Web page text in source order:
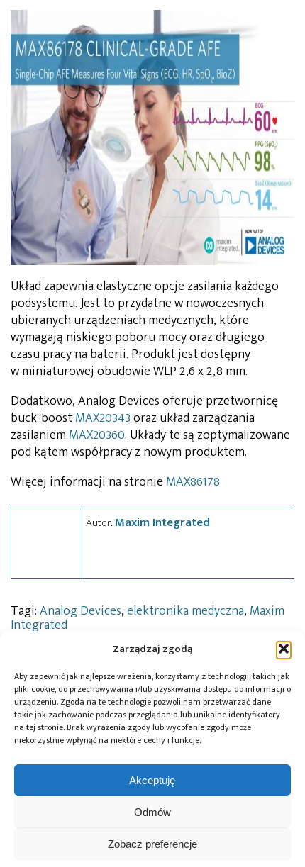
Zarządzaj zgodą
Aby zapewnić jak najlepsze wrażenia, korzystamy z technologii, takich jak
pliki cookie, do przechowywania i/lub uzyskiwania dostępu do informacji o
urządzeniu. Zgoda na te technologie pozwoli nam przetwarzać dane,
takie jak zachowanie podczas przeglądania lub unikalne identyfikatory
na tej stronie. Brak wyrażenia zgody lub wycofanie zgody może
niekorzystnie wpłynąć na niektóre cechy i funkcje.
Akceptuję
Odmów
Zobacz preferencje
Układ zapewnia elastyczne opcje zasilania każdego
podsystemu. Jest to przydatne w nowoczesnych
ubieranych urządzeniach medycznych, które
wymagają niskiego poboru mocy oraz długiego
czasu pracy na baterii. Produkt jest dostępny
w miniaturowej obudowie WLP 2,6 x 2,8 mm.
Dodatkowo, Analog Devices oferuje przetwornicę
buck-boostMAX20343oraz układ zarządzania
zasilaniem MAX20360. Układy te są zoptymalizowane
pod kątem współpracy z nowym produktem.
Więcej informacji na stronie MAX86178
Autor:Maxim Integrated
Tagi:Analog Devices,elektronika medyczna, Maxim
Integrated
Przeczytaj również:
Association
Microchip i Micron
prezentują
architekturę
pamięci masowej
oraz centrów